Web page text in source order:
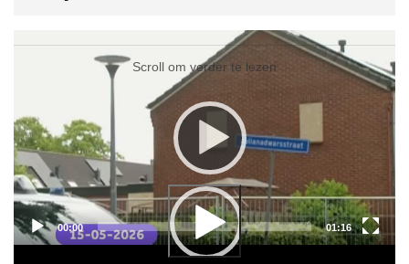
Videospeler
Videospeler
Scroll om verder te lezen
Current
time
00:00
Total
duration
01:16